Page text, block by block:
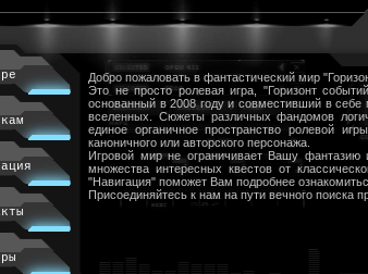
Добро пожаловать в фантастический мир
Это не просто ролевая игра, "Горизонт
основанный в 2008 году и совместивший в
вселенных. Сюжеты различных фандомов
единое органичное пространство ролевой
каноничного или авторского персонажа.
Игровой мир не ограничивает Вашу фантазию
множества интересных квестов от
"Навигация" поможет Вам подробнее
Присоединяйтесь к нам на пути вечного поиска